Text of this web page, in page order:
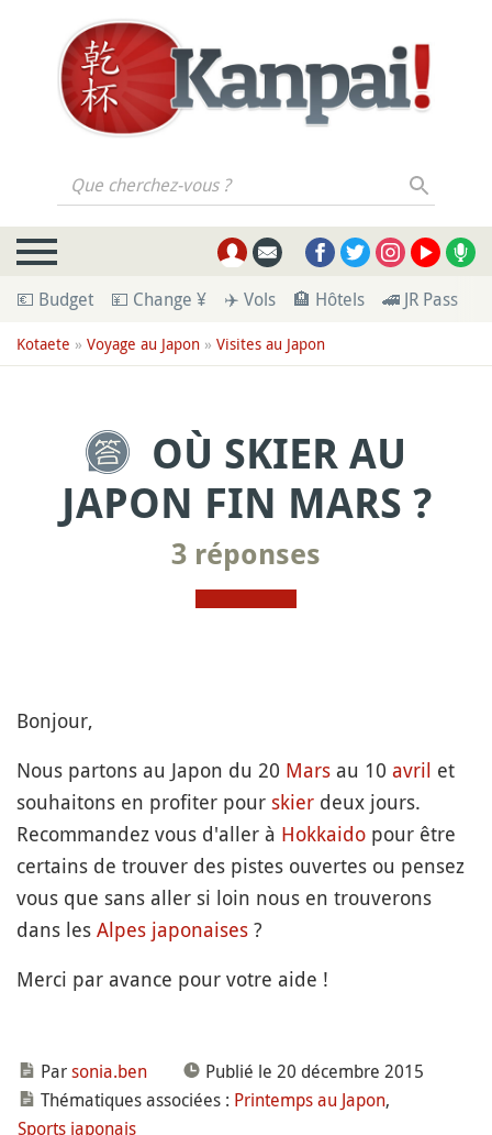
Que cherchez-vous ?
💶 Budget 💴 Change ¥ ✈️ Vols 🏨 Hôtels 🚄 JR Pass
Kotaete » Voyage au Japon » Visites au Japon
OÙ SKIER AU
JAPON FIN MARS ?
3 réponses
Bonjour,
Nous partons au Japon du 20 Mars au 10 avril et
souhaitons en profiter pour skier deux jours.
Recommandez vous d'aller à Hokkaido pour être
certains de trouver des pistes ouvertes ou pensez
vous que sans aller si loin nous en trouverons
dans les Alpes japonaises ?
Merci par avance pour votre aide !
Parsonia.ben
Publié le 20 décembre 2015
Thématiques associées : Printemps au Japon,
Sports japonais